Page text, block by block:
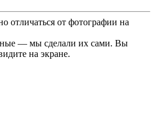
отличаться от фотографии на
— мы сделали их сами. Вы
на экране.